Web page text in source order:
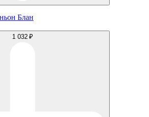
Блан
1 032 ₽